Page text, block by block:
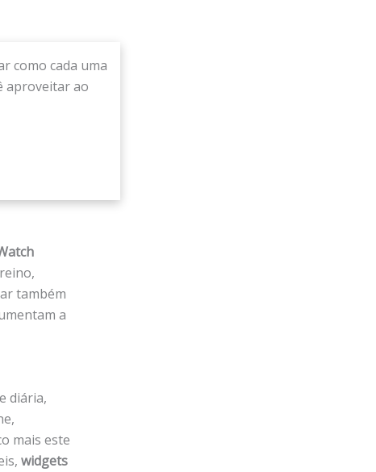
como cada uma
aproveitar ao
também
a
diária,
mais este
widgets